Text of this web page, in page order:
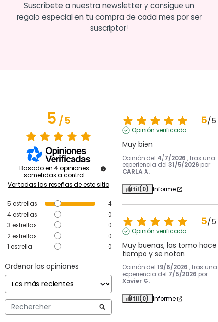
Suscríbete a nuestra newsletter y consigue un
regalo especial en tu compra de cada mes por ser
suscriptor!
5/5
Basado en 4 opiniones
sometidas a control
Ver todas las reseñas de este sitio
5 estrellas
4
4estrellas
0
3 estrellas
0
2estrellas
0
1 estrella 0
Ordenar las opiniones
5/5
Opinión verificada
Muy bien
Opinión del 4/7/2026 , tras una
experiencia del 31/5/2026 por
CARLA A.
Útil(0) Informe
5/5
Opinión verificada
Muy buenas, las tomo hace
tiempo y se notan
Opinión del 19/6/2026 , tras una
experiencia del 7/5/2026 por
Xavier G.
Útil(0) Informe